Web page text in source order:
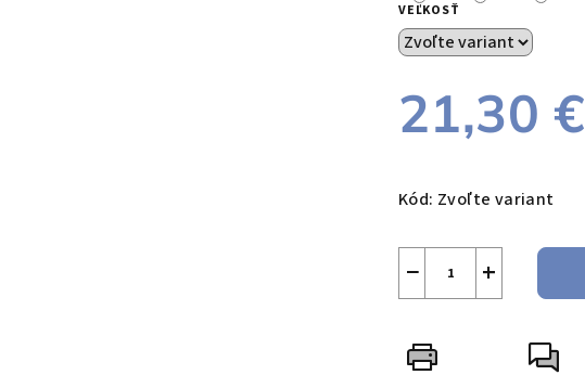
VEĽKOSŤ
21,30 €
cena:
Kód: Zvoľte variant
+
−